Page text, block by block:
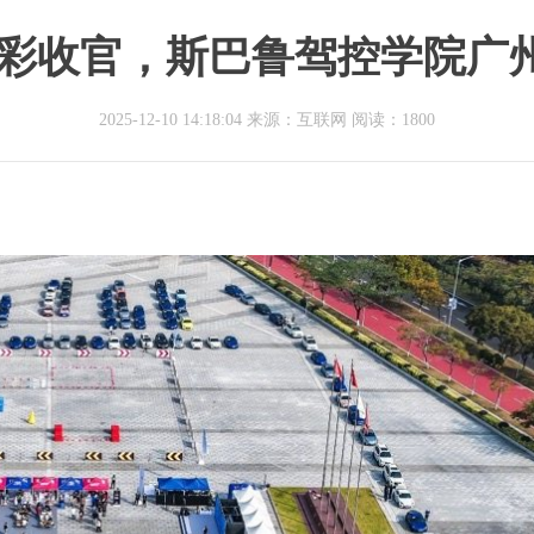
收官，斯巴鲁驾控学院广
2025-12-10 14:18:04 来源：互联网 阅读：1800